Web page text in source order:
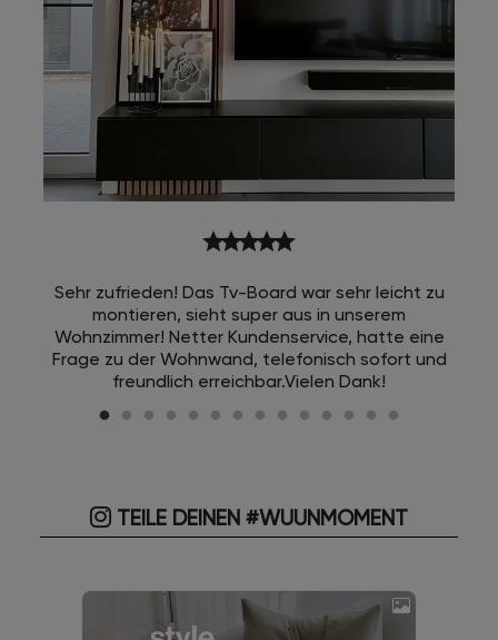
starstarstarstarstar
Sehr zufrieden! Das Tv-Board war sehr leicht zu
montieren, sieht super aus in unserem
Wohnzimmer! Netter Kundenservice, hatte eine
Frage zu der Wohnwand, telefonisch sofort und
freundlich erreichbar.Vielen Dank!
TEILE DEINEN #WUUNMOMENT